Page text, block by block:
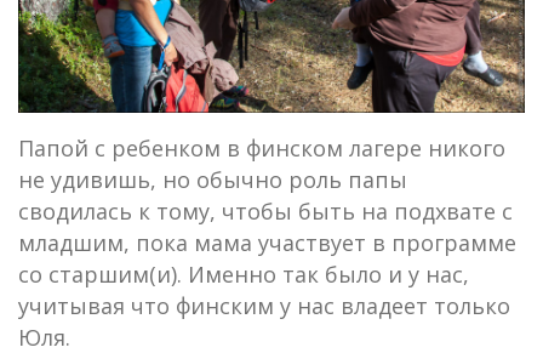
Папой с ребенком в финском лагере никого
не удивишь, но обычно роль папы
сводилась к тому, чтобы быть на подхвате с
младшим, пока мама участвует в программе
со старшим(и). Именно так было и у нас,
учитывая что финским у нас владеет только
Юля.